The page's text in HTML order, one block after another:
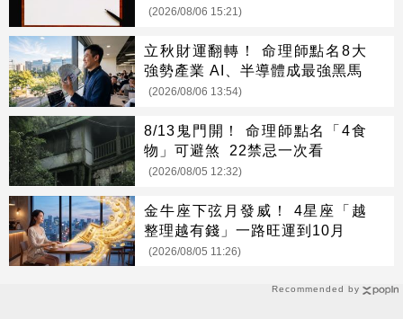
Recommended by
(2026/08/06 15:21)
立秋財運翻轉！ 命理師點名8大
強勢產業 AI、半導體成最強黑馬
(2026/08/06 13:54)
8/13鬼門開！ 命理師點名「4食
物」可避煞 22禁忌一次看
(2026/08/05 12:32)
金牛座下弦月發威！ 4星座「越
整理越有錢」一路旺運到10月
(2026/08/05 11:26)